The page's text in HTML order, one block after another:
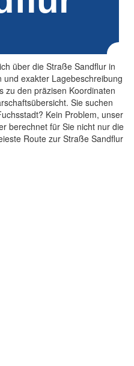
über die Straße Sandflur in
exakter Lagebeschreibung
zu den präzisen Koordinaten
Sie suchen
Kein Problem, unser
berechnet für Sie nicht nur die
Route zur Straße Sandflur